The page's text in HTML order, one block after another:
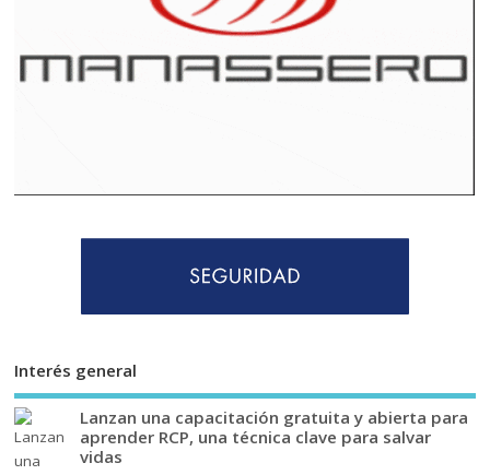
Interés general
Lanzan una capacitación gratuita y abierta para
aprender RCP, una técnica clave para salvar
vidas